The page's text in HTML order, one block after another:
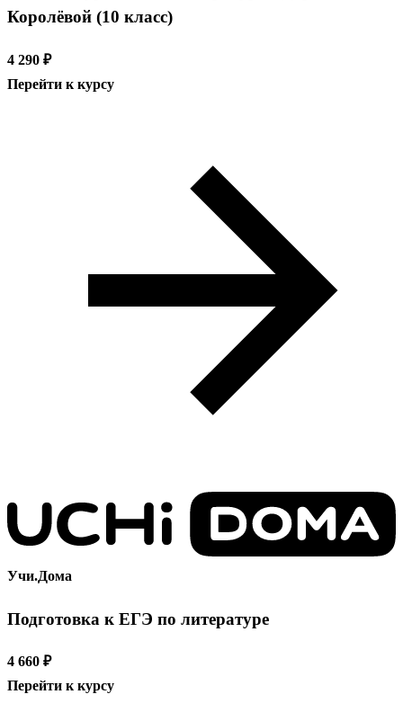
Королёвой (10 класс)
4 290 ₽
Перейти к курсу
Учи.Дома
Подготовка к ЕГЭ по литературе
4 660 ₽
Перейти к курсу